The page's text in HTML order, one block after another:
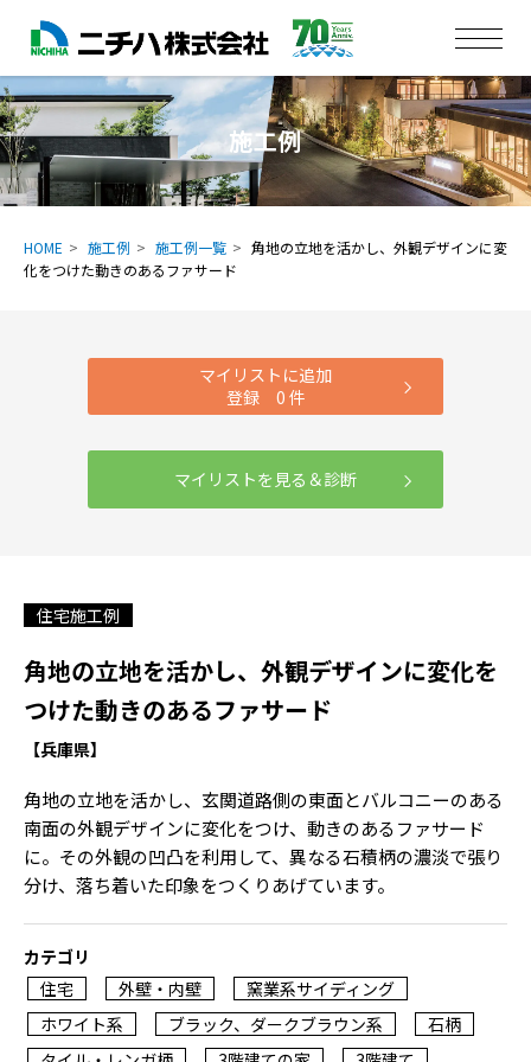
施工例
HOME 施工例 施工例一覧
角地の立地を活かし、外観デザインに変
化をつけた動きのあるファサード
マイリストに追加
登録 0 件
マイリストを見る＆診断
住宅施工例
角地の立地を活かし、外観デザインに変化を
つけた動きのあるファサード
【兵庫県】
角地の立地を活かし、玄関道路側の東面とバルコニーのある
南面の外観デザインに変化をつけ、動きのあるファサード
に。その外観の凹凸を利用して、異なる石積柄の濃淡で張り
分け、落ち着いた印象をつくりあげています。
カテゴリ
住宅
外壁・内壁
窯業系サイディング
ホワイト系
ブラック、ダークブラウン系
石柄